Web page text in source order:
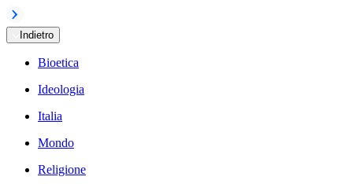
Indietro
Bioetica
Ideologia
Italia
Mondo
Religione